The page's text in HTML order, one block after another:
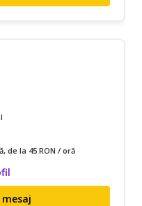
de la 45 RON / oră